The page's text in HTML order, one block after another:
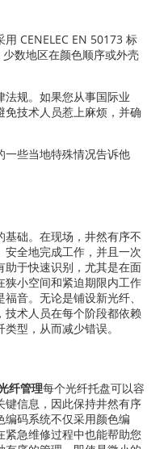
CENELEC EN 50173 标
数地区在颜色顺序或外壳
规。如果您从事国际业
技术人员惹上麻烦，并确
一些当地特殊情况告诉他
础。在现场，井然有序不
全地完成工作，并且一次
于快速识别，尤其是在面
小空间和紧迫期限内工作
音。无论是铺设新光纤、
术人员在每个阶段都依赖
型，从而减少错误。
纤管理每个光纤托盘可以容
信息，因此保持井然有序
码系统不仅采用颜色编
急维修过程中也能帮助您